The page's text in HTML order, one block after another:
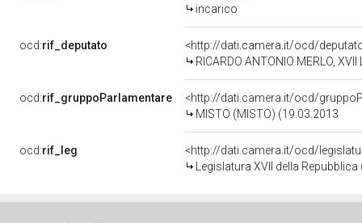
incarico
ocd:rif_deputato
<http://dati.camera.it/ocd/
RICARDO ANTONIO MERLO,
ocd:rif_gruppoParlamentare
<http://dati.camera.it/ocd/
MISTO (MISTO) (19.03.2013
ocd:rif_leg
<http://dati.camera.it/ocd/
Legislatura XVII della